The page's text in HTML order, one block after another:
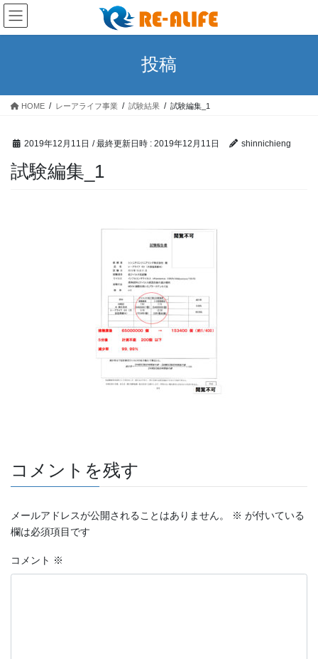
コ
ン
テ
ス
ナ
ビ
ゲ
ン
投稿
HOME レーアライフ事業 試験結果 試験編集_1
2019年12月11日 / 最終更新日時 : 2019年12月11日 shinnichieng
試験編集_1
コメントを残す
メールアドレスが公開されることはありません。 ※ が付いている
欄は必須項目です
コメント ※